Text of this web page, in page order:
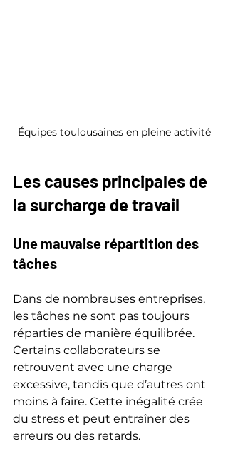
Équipes toulousaines en pleine activité
Les causes principales de
la surcharge de travail
Une mauvaise répartition des
tâches
Dans de nombreuses entreprises,
les tâches ne sont pas toujours
réparties de manière équilibrée.
Certains collaborateurs se
retrouvent avec une charge
excessive, tandis que d’autres ont
moins à faire. Cette inégalité crée
du stress et peut entraîner des
erreurs ou des retards.